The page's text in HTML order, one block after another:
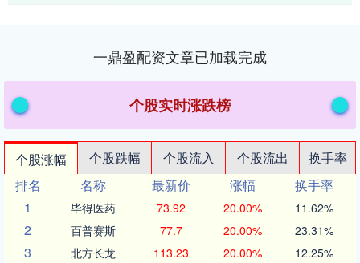
一鼎盈配资文章已加载完成
个股实时涨跌榜
个股涨幅 个股跌幅 个股流入 个股流出
换手率
排名
名称 最新价 涨幅
换手率
1
毕得医药 73.92 20.00% 11.62%
2 百普赛斯 77.7 20.00% 23.31%
3 北方长龙 113.23 20.00% 12.25%